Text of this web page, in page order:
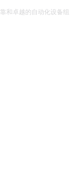
和卓越的自动化设备组